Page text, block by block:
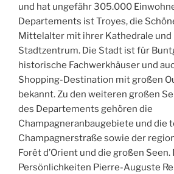
und hat ungefähr 305.000
Departements ist Troyes, die
Mittelalter mit ihrer Kathedrale und
Stadtzentrum. Die Stadt ist für
historische Fachwerkhäuser und
Shopping-Destination mit großen
bekannt. Zu den weiteren großen
des Departements gehören die
Champagneranbaugebiete und die
Champagnerstraße sowie der
Forêt d’Orient und die großen
Persönlichkeiten Pierre-Auguste